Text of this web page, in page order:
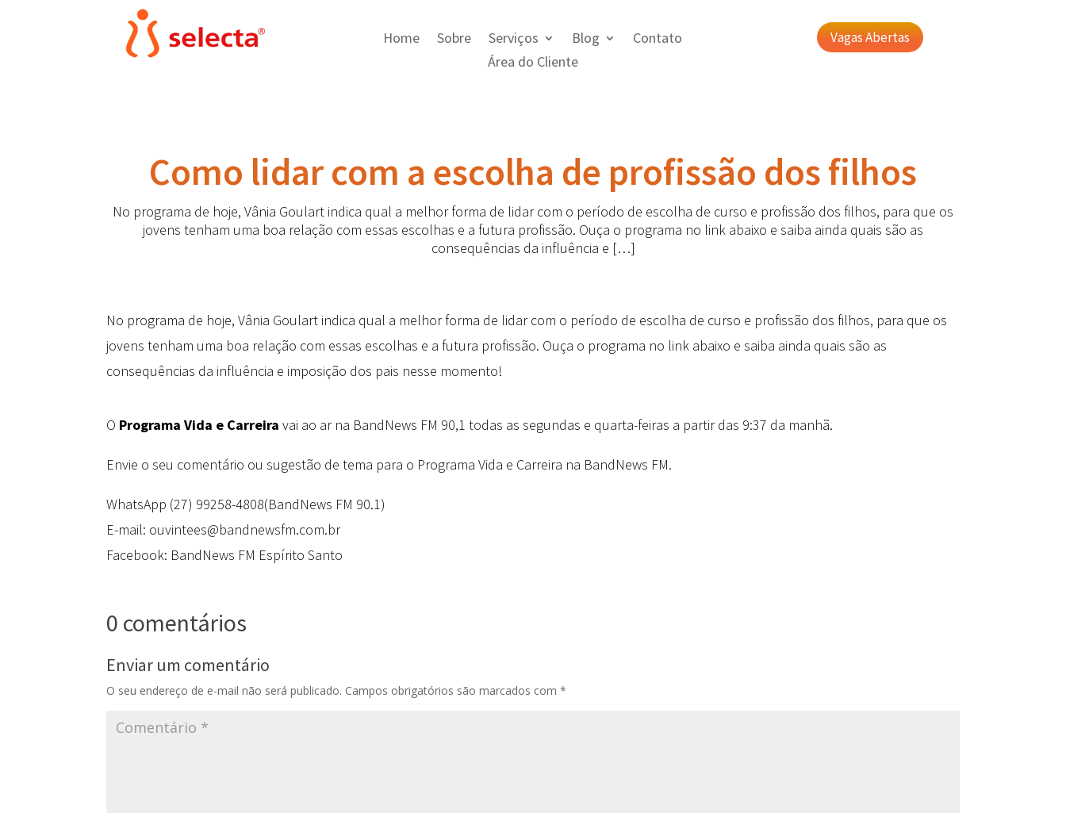
Home Sobre Serviços Blog
Contato
Área do Cliente
Vagas Abertas
Como lidar com a escolha de profissão dos filhos
No programa de hoje, Vânia Goulart indica qual a melhor forma de lidar com o período de escolha de curso e profissão dos filhos, para que os
jovens tenham uma boa relação com essas escolhas e a futura profissão. Ouça o programa no link abaixo e saiba ainda quais são as
consequências da influência e […]
No programa de hoje, Vânia Goulart indica qual a melhor forma de lidar com o período de escolha de curso e profissão dos filhos, para que os
jovens tenham uma boa relação com essas escolhas e a futura profissão. Ouça o programa no link abaixo e saiba ainda quais são as
consequências da influência e imposição dos pais nesse momento!
O Programa Vida e Carreira vai ao ar na BandNews FM 90,1 todas as segundas e quarta-feiras a partir das 9:37 da manhã.
Envie o seu comentário ou sugestão de tema para o Programa Vida e Carreira na BandNews FM.
WhatsApp (27) 99258-4808(BandNews FM 90.1)
E-mail: ouvintees@bandnewsfm.com.br
Facebook: BandNews FM Espírito Santo
0 comentários
Enviar um comentário
O seu endereço de e-mail não será publicado. Campos obrigatórios são marcados com*